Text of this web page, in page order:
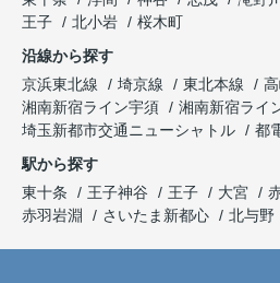
王子
北小岩
桜木町
沿線から探す
京浜東北線
埼京線 東北本線
湘南新宿ライン宇須
湘南新宿ライ
埼玉新都市交通ニューシャトル
都
駅から探す
東十条
王子神谷 王子 大宮
赤羽岩淵
さいたま新都心 北与野